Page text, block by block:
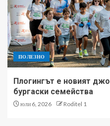
ПОЛЕЗНО
Плогингът е новият
бургаски семейства
юли 6, 2026 Roditel 1